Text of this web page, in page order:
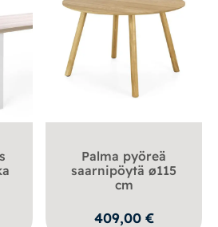
Palma pyöreä
saarnipöytä ø115
cm
409,00 €